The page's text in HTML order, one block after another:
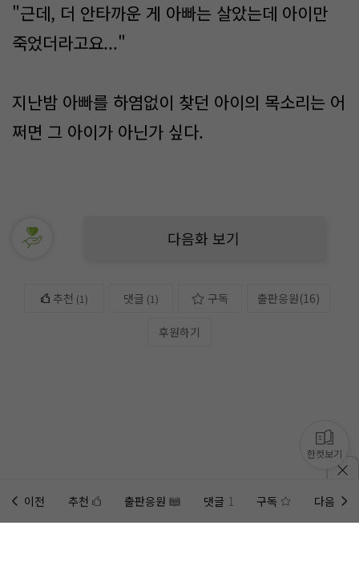
"근데, 더 안타까운 게 아빠는 살았는데 아이만
죽었더라고요..."
지난밤 아빠를 하염없이 찾던 아이의 목소리는 어
쩌면 그 아이가 아닌가 싶다.
다음화 보기
추천 (1) 댓글 (1) 구독 출판응원(16)
후원하기
이전 추천 출판응원 댓글 1 구독 다음
한컷보기
홈에미노벨 웹추가하기 미노벨 앱설치하기